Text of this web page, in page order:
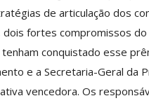
de articulação dos
dois fortes compromissos
conquistado esse
e a Secretaria-Geral da
vencedora. Os
– Ação
0013856-
– GDP
8 jul, 2026